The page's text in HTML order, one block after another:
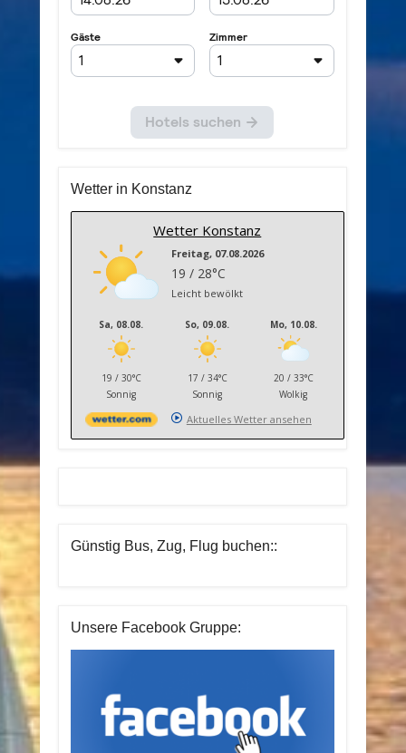
Wetter in Konstanz
Wetter Konstanz
Freitag, 07.08.2026
19 / 28°C
Leicht bewölkt
Sa, 08.08.
19 / 30°C
Sonnig
So, 09.08.
17 / 34°C
Sonnig
Mo, 10.08.
20 / 33°C
Wolkig
Aktuelles Wetter ansehen
Günstig Bus, Zug, Flug buchen::
Unsere Facebook Gruppe: